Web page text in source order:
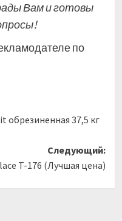
Вам и готовы
по
обрезиненная 37,5 кг
Следующий:
T-176 (Лучшая цена)